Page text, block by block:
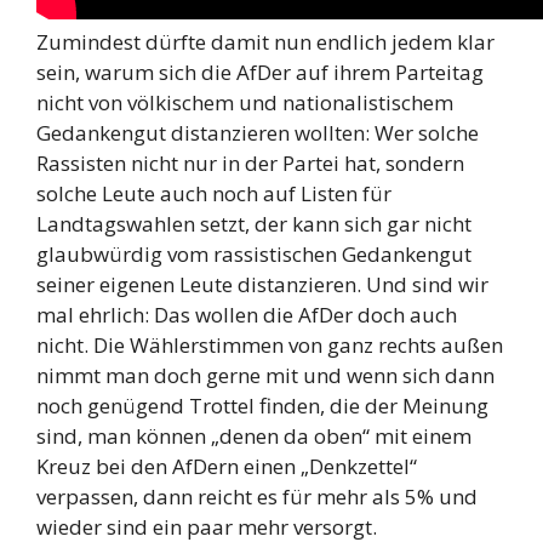
Zumindest dürfte damit nun endlich jedem klar
sein, warum sich die AfDer auf ihrem Parteitag
nicht von völkischem und nationalistischem
Gedankengut distanzieren wollten: Wer solche
Rassisten nicht nur in der Partei hat, sondern
solche Leute auch noch auf Listen für
Landtagswahlen setzt, der kann sich gar nicht
glaubwürdig vom rassistischen Gedankengut
seiner eigenen Leute distanzieren. Und sind wir
mal ehrlich: Das wollen die AfDer doch auch
nicht. Die Wählerstimmen von ganz rechts außen
nimmt man doch gerne mit und wenn sich dann
noch genügend Trottel finden, die der Meinung
sind, man können „denen da oben“ mit einem
Kreuz bei den AfDern einen „Denkzettel“
verpassen, dann reicht es für mehr als 5% und
wieder sind ein paar mehr versorgt.